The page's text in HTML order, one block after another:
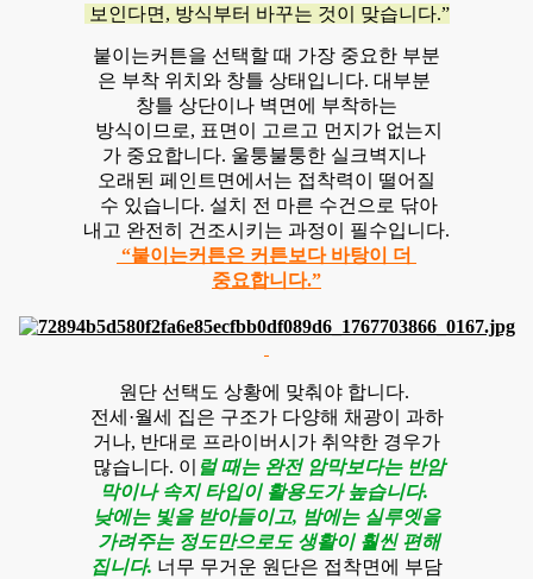
보인다면, 방식부터 바꾸는 것이 맞습니다.”
붙이는커튼을 선택할 때 가장 중요한 부분
은 부착 위치와 창틀 상태입니다. 대부분
창틀 상단이나 벽면에 부착하는
방식이므로, 표면이 고르고 먼지가 없는지
가 중요합니다. 울퉁불퉁한 실크벽지나
오래된 페인트면에서는 접착력이 떨어질
수 있습니다. 설치 전 마른 수건으로 닦아
내고 완전히 건조시키는 과정이 필수입니다.
“붙이는커튼은 커튼보다 바탕이 더
중요합니다.”
원단 선택도 상황에 맞춰야 합니다.
전세·월세 집은 구조가 다양해 채광이 과하
거나, 반대로 프라이버시가 취약한 경우가
많습니다. 이 럴 때는 완전 암막보다는 반암
막이나 속지 타입이 활용도가 높습니다.
낮에는 빛을 받아들이고, 밤에는 실루엣을
가려주는 정도만으로도 생활이 훨씬 편해
집니다. 너무 무거운 원단은 접착면에 부담